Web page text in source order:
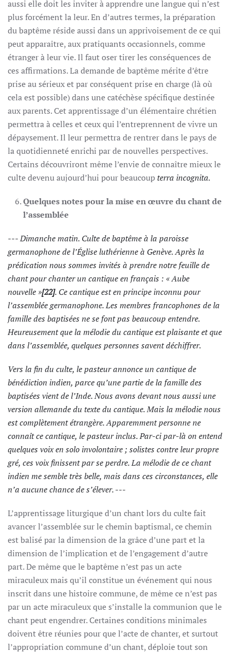
aussi elle doit les inviter à apprendre une langue qui n’est
plus forcément la leur. En d’autres termes, la préparation
du baptême réside aussi dans un apprivoisement de ce qui
peut apparaître, aux pratiquants occasionnels, comme
étranger à leur vie. Il faut oser tirer les conséquences de
ces affirmations. La demande de baptême mérite d’être
prise au sérieux et par conséquent prise en charge (là où
cela est possible) dans une catéchèse spécifique destinée
aux parents. Cet apprentissage d’un élémentaire chrétien
permettra à celles et ceux qui l’entreprennent de vivre un
dépaysement. Il leur permettra de rentrer dans le pays de
la quotidienneté enrichi par de nouvelles perspectives.
Certains découvriront même l’envie de connaître mieux le
culte devenu aujourd’hui pour beaucoup terra incognita.
Quelques notes pour la mise en œuvre du chant de
l’assemblée
--- Dimanche matin. Culte de baptême à la paroisse
germanophone de l’Église luthérienne à Genève. Après la
prédication nous sommes invités à prendre notre feuille de
chant pour chanter un cantique en français : « Aube
nouvelle »[22]. Ce cantique est en principe inconnu pour
l’assemblée germanophone. Les membres francophones de la
famille des baptisées ne se font pas beaucoup entendre.
Heureusement que la mélodie du cantique est plaisante et que
dans l’assemblée, quelques personnes savent déchiffrer.
Vers la fin du culte, le pasteur annonce un cantique de
bénédiction indien, parce qu’une partie de la famille des
baptisées vient de l’Inde. Nous avons devant nous aussi une
version allemande du texte du cantique. Mais la mélodie nous
est complètement étrangère. Apparemment personne ne
connaît ce cantique, le pasteur inclus. Par-ci par-là on entend
quelques voix en solo involontaire ; solistes contre leur propre
gré, ces voix finissent par se perdre. La mélodie de ce chant
indien me semble très belle, mais dans ces circonstances, elle
n’a aucune chance de s’élever. ---
L’apprentissage liturgique d’un chant lors du culte fait
avancer l’assemblée sur le chemin baptismal, ce chemin
est balisé par la dimension de la grâce d’une part et la
dimension de l’implication et de l’engagement d’autre
part. De même que le baptême n’est pas un acte
miraculeux mais qu’il constitue un événement qui nous
inscrit dans une histoire commune, de même ce n’est pas
par un acte miraculeux que s’installe la communion que le
chant peut engendrer. Certaines conditions minimales
doivent être réunies pour que l’acte de chanter, et surtout
l’appropriation commune d’un chant, déploie tout son